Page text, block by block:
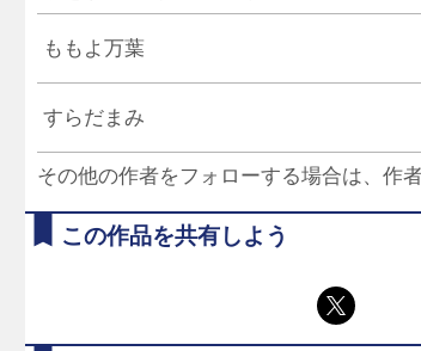
ももよ万葉
すらだまみ
その他の作者をフォローする場合は、作
この作品を共有しよう